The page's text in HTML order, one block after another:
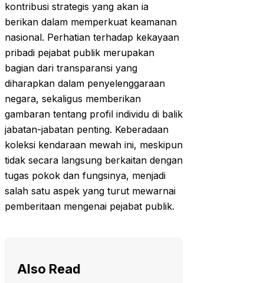
kontribusi strategis yang akan ia
berikan dalam memperkuat keamanan
nasional. Perhatian terhadap kekayaan
pribadi pejabat publik merupakan
bagian dari transparansi yang
diharapkan dalam penyelenggaraan
negara, sekaligus memberikan
gambaran tentang profil individu di balik
jabatan-jabatan penting. Keberadaan
koleksi kendaraan mewah ini, meskipun
tidak secara langsung berkaitan dengan
tugas pokok dan fungsinya, menjadi
salah satu aspek yang turut mewarnai
pemberitaan mengenai pejabat publik.
Also Read